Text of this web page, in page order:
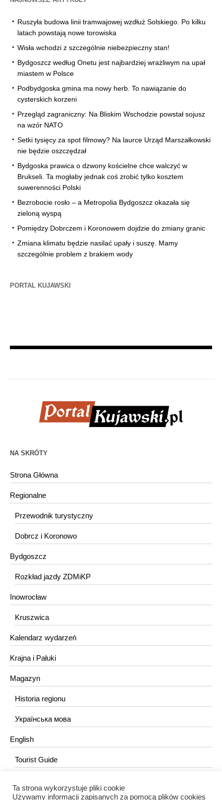
Ruszyła budowa linii tramwajowej wzdłuż Solskiego. Po kilku
latach powstają nowe torowiska
Wisła wchodzi z szczególnie niebezpieczny stan!
Bydgoszcz według Onetu jest najbardziej wrażliwym na upał
miastem w Polsce
Podbydgoska gmina ma nowy herb. To nawiązanie do
cysterskich korzeni
Przegląd zagraniczny: Na Bliskim Wschodzie powstał sojusz
na wzór NATO
Setki tysięcy za spot filmowy? Na laurce Urząd Marszałkowski
nie będzie oszczędzał
Bydgoska prawica o dzwony kościelne chce walczyć w
Brukseli. Ta mogłaby jednak coś zrobić tylko kosztem
suwerenności Polski
Bezrobocie rosło – a Metropolia Bydgoszcz okazała się
zieloną wyspą
Pomiędzy Dobrczem i Koronowem dojdzie do zmiany granic
Zmiana klimatu będzie nasilać upały i suszę. Mamy
szczególnie problem z brakiem wody
PORTAL KUJAWSKI
NA SKRÓTY
Strona Główna
Regionalne
Przewodnik turystyczny
Dobrcz i Koronowo
Bydgoszcz
Rozkład jazdy ZDMiKP
Inowrocław
Kruszwica
Kalendarz wydarzeń
Krajna i Pałuki
Magazyn
Historia regionu
Українська мова
English
Tourist Guide
KONTAKT
Ta strona wykorzystuje pliki cookie
Używamy informacji zapisanych za pomocą plików cookies